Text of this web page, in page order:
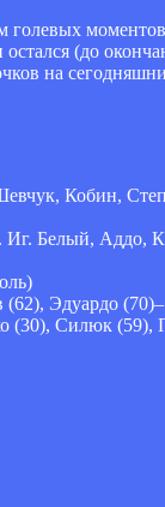
остался (до
на
Кобин,
Белый, Аддо,
(62), Эдуардо
(30), Силюк (59),